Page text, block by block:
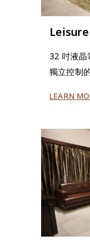
32 吋液晶
獨立控制
LEARN